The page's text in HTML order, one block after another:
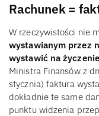
Rachunek =
W rzeczywistości nie
wystawianym przez
wystawić na
Ministra Finansów z
stycznia) faktura
dokładnie te same
punktu widzenia